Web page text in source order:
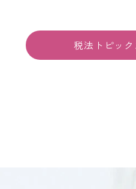
コラム
TAX LAW TOPICS
税法トピッ